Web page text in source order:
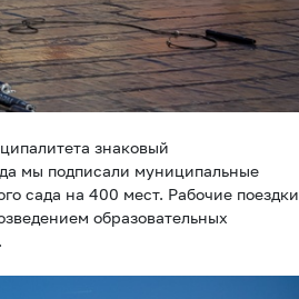
знаковый
мы подписали муниципальные
сада на 400 мест. Рабочие поездки
образовательных